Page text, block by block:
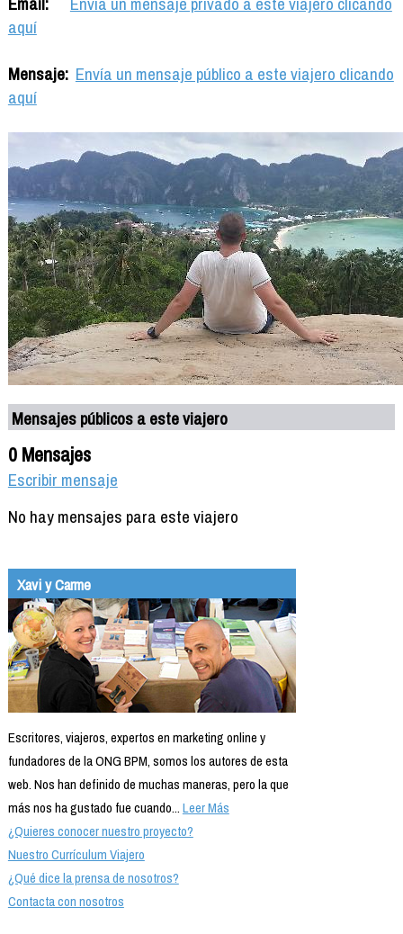
aquí
Mensaje: Envía un mensaje público a este viajero clicando
aquí
Mensajes públicos a este viajero
0 Mensajes
Escribir mensaje
No hay mensajes para este viajero
Xavi y Carme
Escritores, viajeros, expertos en marketing online y
fundadores de la ONG BPM, somos los autores de esta
web. Nos han definido de muchas maneras, pero la que
más nos ha gustado fue cuando...Leer Más
¿Quieres conocer nuestro proyecto?
Nuestro Currículum Viajero
¿Qué dice la prensa de nosotros?
Contacta con nosotros